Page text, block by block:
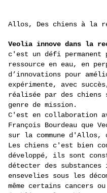
Allos, Des chiens à la
Veolia innove dans la
c'est un défi
ressource en eau, en
d’innovations pour
expérimente, avec
réalisée par des chiens
genre de mission.
C'est en collaboration
François Bourdeau que
sur la commune
Les chiens c'est bien
développé, ils sont
détecter des
ensevelies sous les
même certains cancers